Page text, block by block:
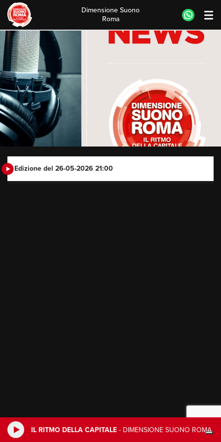
IL RITMO DELLA CAPITALE - DIMENSIONE SUONO ROMA
Skip
to
content
Dimensione Suono
Roma
Edizione del 26-05-2026 21:00